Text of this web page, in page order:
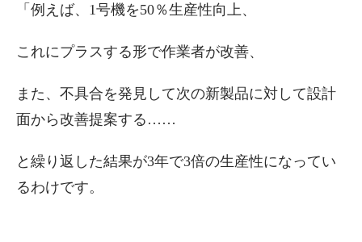
「例えば、1号機を50％生産性向上、
これにプラスする形で作業者が改善、
また、不具合を発見して次の新製品に対して設計
面から改善提案する……
と繰り返した結果が3年で3倍の生産性になってい
るわけです。